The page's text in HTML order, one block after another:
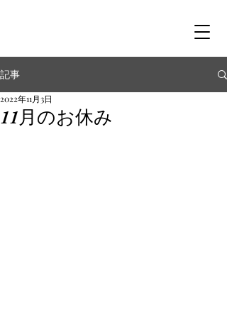
記事
11月のお休み
2022年11月3日